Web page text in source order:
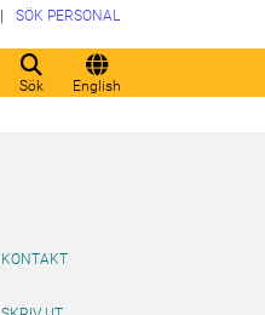
Sök English
SÖK PERSONAL
KONTAKT